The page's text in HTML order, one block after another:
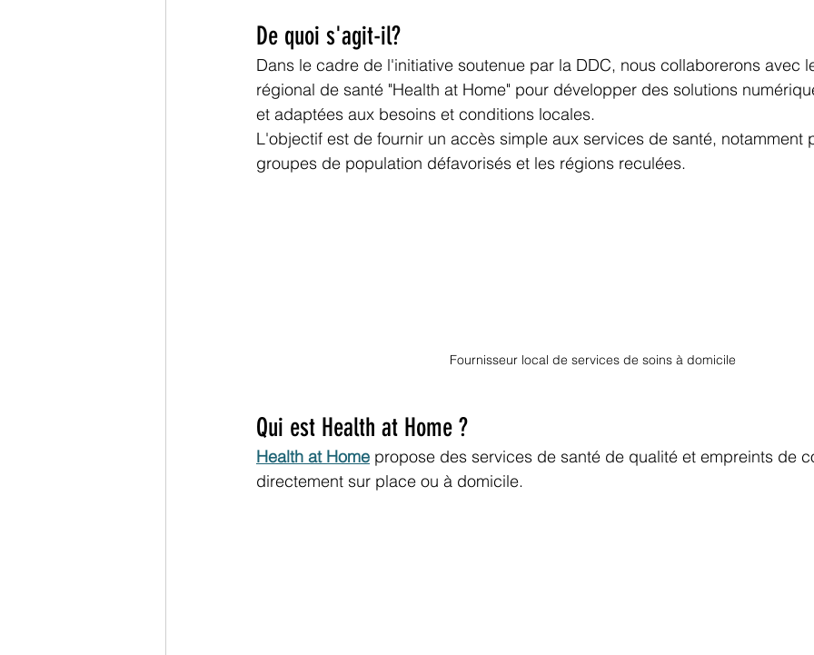
De quoi s'agit-il?
Dans le cadre de l'initiative soutenue par la DDC, nous collaborerons avec
régional de santé "Health at Home" pour développer des solutions
et adaptées aux besoins et conditions locales.
L'objectif est de fournir un accès simple aux services de santé, notamment
groupes de population défavorisés et les régions reculées.
Fournisseur local de services de soins à domicile
Qui est Health at Home ?
Health at Home propose des services de santé de qualité et empreints de
directement sur place ou à domicile.